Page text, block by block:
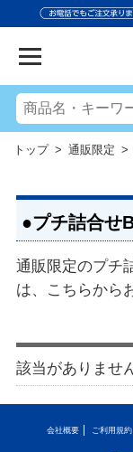
トップ> 通販限定 >
●プチ詰合せ
通販限定のプチ
は、こちらから
該当がありませ
会社概要 ご利用規約